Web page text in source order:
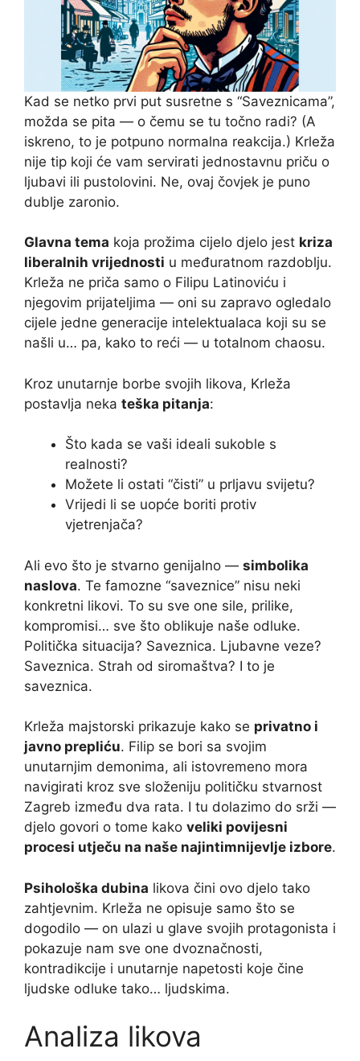
Kad se netko prvi put susretne s “Saveznicama”,
možda se pita — o čemu se tu točno radi? (A
iskreno, to je potpuno normalna reakcija.) Krleža
nije tip koji će vam servirati jednostavnu priču o
ljubavi ili pustolovini. Ne, ovaj čovjek je puno
dublje zaronio.
Glavna tema koja prožima cijelo djelo jest kriza
liberalnih vrijednosti u međuratnom razdoblju.
Krleža ne priča samo o Filipu Latinoviću i
njegovim prijateljima — oni su zapravo ogledalo
cijele jedne generacije intelektualaca koji su se
našli u… pa, kako to reći — u totalnom chaosu.
Kroz unutarnje borbe svojih likova, Krleža
postavlja neka teška pitanja:
Što kada se vaši ideali sukoble s
realnosti?
Možete li ostati “čisti” u prljavu svijetu?
Vrijedi li se uopće boriti protiv
vjetrenjača?
Ali evo što je stvarno genijalno — simbolika
naslova. Te famozne “saveznice” nisu neki
konkretni likovi. To su sve one sile, prilike,
kompromisi… sve što oblikuje naše odluke.
Politička situacija? Saveznica. Ljubavne veze?
Saveznica. Strah od siromaštva? I to je
saveznica.
Krleža majstorski prikazuje kako se privatno i
javno prepliću. Filip se bori sa svojim
unutarnjim demonima, ali istovremeno mora
navigirati kroz sve složeniju političku stvarnost
Zagreb između dva rata. I tu dolazimo do srži —
djelo govori o tome kako veliki povijesni
procesi utječu na naše najintimnijevlje izbore.
Psihološka dubina likova čini ovo djelo tako
zahtjevnim. Krleža ne opisuje samo što se
dogodilo — on ulazi u glave svojih protagonista i
pokazuje nam sve one dvoznačnosti,
kontradikcije i unutarnje napetosti koje čine
ljudske odluke tako… ljudskima.
Analiza likova